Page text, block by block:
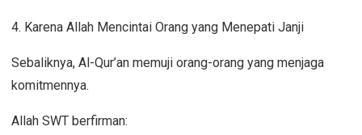
4. Karena Allah Mencintai Orang yang Menepati Janji
Sebaliknya, Al-Qur’an memuji orang-orang yang menjaga
komitmennya.
Allah SWT berfirman: